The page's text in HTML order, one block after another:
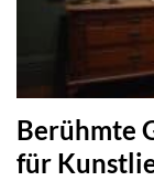
Berühmte
für